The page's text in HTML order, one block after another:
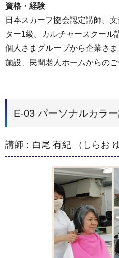
資格・経験
日本スカーフ協会認定講師。
ター1級。カルチャースクール
個人さまグループから企業さ
施設、民間老人ホームからの
E-03 パーソナルカラ
講師：白尾 有紀 （しらお